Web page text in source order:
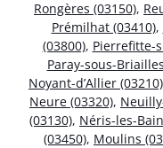
Rongères (03150),
Prémilhat (03410),
(03800), Pierrefitte-
Paray-sous-
Noyant-d’Allier (03210)
Neure (03320),
(03130), Néris-les-
(03450), Moulins